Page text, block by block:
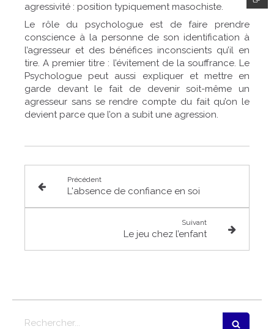
agressivité : position typiquement masochiste.
Le rôle du psychologue est de faire prendre
conscience à la personne de son identification à
l’agresseur et des bénéfices inconscients qu’il en
tire. A premier titre : l’évitement de la souffrance. Le
Psychologue peut aussi expliquer et mettre en
garde devant le fait de devenir soit-même un
agresseur sans se rendre compte du fait qu’on le
devient parce que l’on a subit une agression.
Précédent
L'absence de confiance en soi
Suivant
Le jeu chez l’enfant
Rechercher